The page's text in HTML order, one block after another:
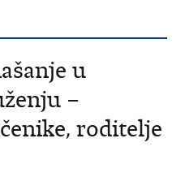
u
–
roditelje